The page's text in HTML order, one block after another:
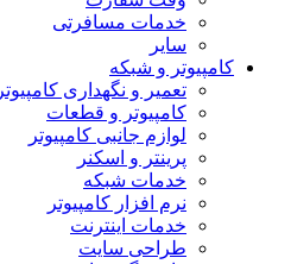
خدمات مسافرتی
سایر
کامپیوتر و شبکه
تعمیر و نگهداری کامپیوتر
کامپیوتر و قطعات
لوازم جانبی کامپیوتر
پرینتر و اسکنر
خدمات شبکه
نرم افزار کامپیوتر
خدمات اینترنت
طراحی سایت